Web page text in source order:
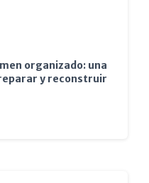
organizado: una
y reconstruir